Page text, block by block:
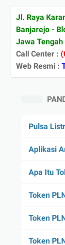
Jl. Raya
Banjarejo -
Jawa Tengah
Call Center :
Web Resmi :
Pulsa
Aplikasi
Apa Itu
Token
Token
Token